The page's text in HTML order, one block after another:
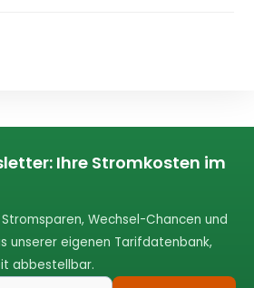
Ihre Stromkosten im
Wechsel-Chancen und
unserer eigenen Tarifdatenbank,
abbestellbar.